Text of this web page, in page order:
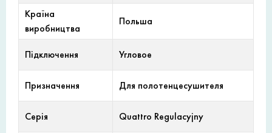
Країна
виробництва
Польша
Підключення Угловое
Призначення Для полотенцесушителя
Серія Quattro Regulacyjny